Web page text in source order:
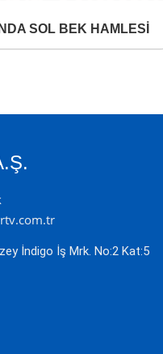
SOL BEK HAMLESİ
İndigo İş Mrk. No:2 Kat:5